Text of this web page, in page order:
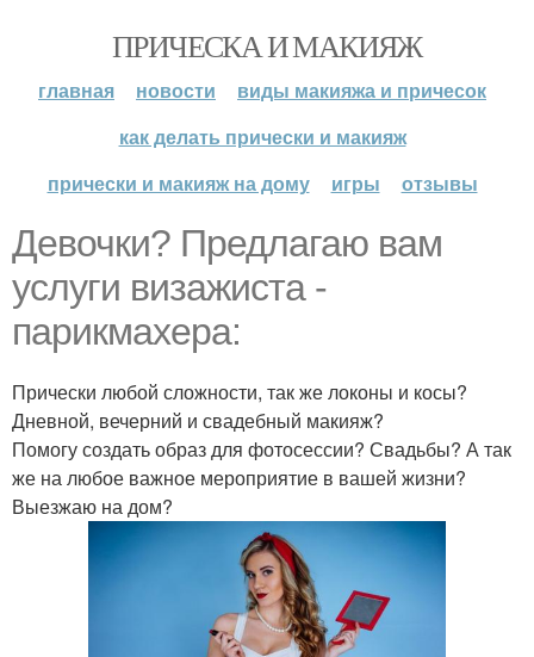
ПРИЧЕСКА И МАКИЯЖ
главная новости
виды макияжа и причесок
как делать прически и макияж
прически и макияж на дому
игры отзывы
Девочки? Предлагаю вам
услуги визажиста -
парикмахера:
Прически любой сложности, так же локоны и косы?
Дневной, вечерний и свадебный макияж?
Помогу создать образ для фотосессии? Свадьбы? А так
же на любое важное мероприятие в вашей жизни?
Выезжаю на дом?